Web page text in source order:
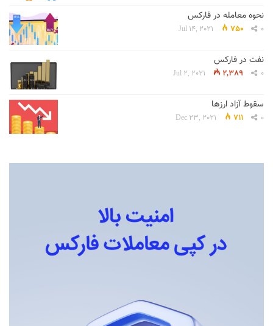
نحوه معامله در فارکس
Jul 14, 2021 750 0
نفت در فارکس
Jul 2, 2021 2,389 0
سقوط آزاد ارزها
Dec 23, 2021 711 0